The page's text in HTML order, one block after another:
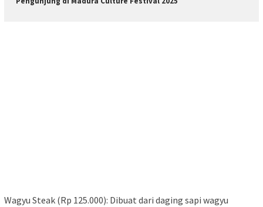
Wagyu Steak (Rp 125.000): Dibuat dari daging sapi wagyu